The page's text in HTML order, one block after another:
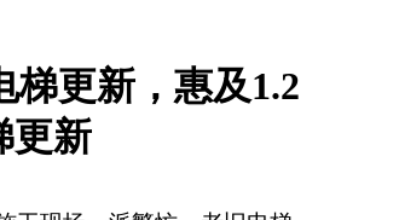
梯更新，惠及1.2
更新